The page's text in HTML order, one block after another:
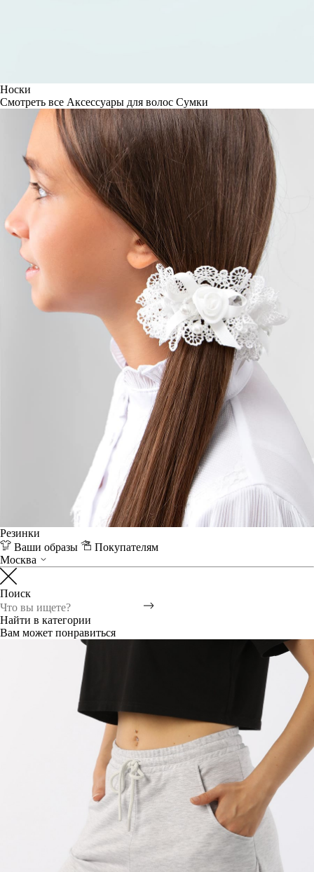
Носки
Смотреть все Аксессуары для волос Сумки
Резинки
Ваши образы
Покупателям
Москва
Поиск
Найти в категории
Вам может понравиться